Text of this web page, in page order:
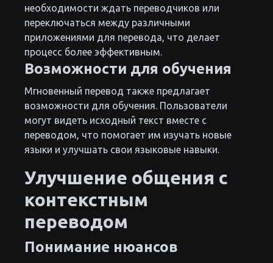
необходимости ждать переводчиков или
переключаться между различными
приложениями для перевода, что делает
процесс более эффективным.
Возможности для обучения
Мгновенный перевод также предлагает
возможности для обучения. Пользователи
могут видеть исходный текст вместе с
переводом, что помогает им изучать новые
языки и улучшать свои языковые навыки.
Улучшение общения с
контекстным
переводом
Понимание нюансов